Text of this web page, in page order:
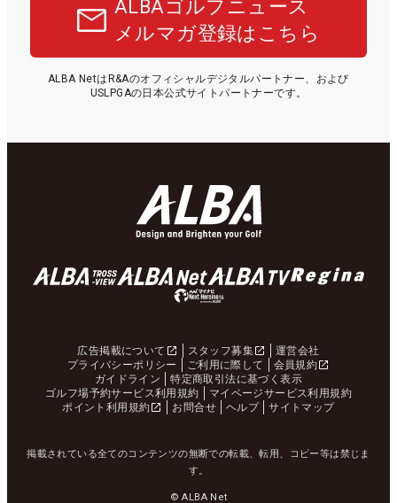
ALBAゴルフニュース
メルマガ登録はこちら
ALBA NetはR&Aのオフィシャルデジタルパートナー、および
USLPGAの日本公式サイトパートナーです。
広告掲載について スタッフ募集
運営会社
プライバシーポリシー
ご利用に際して
会員規約
ガイドライン
特定商取引法に基づく表示
ゴルフ場予約サービス利用規約
マイページサービス利用規約
ポイント利用規約
お問合せ ヘルプ サイトマップ
掲載されている全てのコンテンツの無断での転載、転用、コピー等は禁じま
す。
© ALBA Net